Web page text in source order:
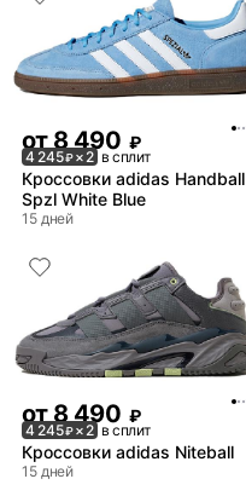
от8 490 ₽
4 245₽× 2 в сплит
Кроссовки adidas Handball
Spzl White Blue
15 дней
от8 490 ₽
4 245₽× 2 в сплит
Кроссовки adidas Niteball
15 дней